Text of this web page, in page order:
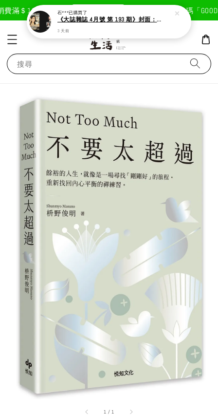
滿＄1800免運費 現在去購物！ 首次註冊輸入折扣碼「
搜尋
1 / 1
石***已購買了
《大誌雜誌 4月號 第 193 期》封面：Solar 頌樂
3 天前